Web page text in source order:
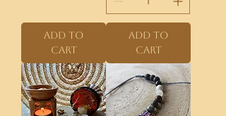
Add to
Cart
Add to
Cart